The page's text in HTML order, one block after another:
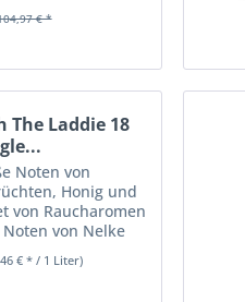
€ *
The Laddie 18
Noten von
Honig und
von Raucharomen
von Nelke
langanhaltend
€ * / 1 Liter)